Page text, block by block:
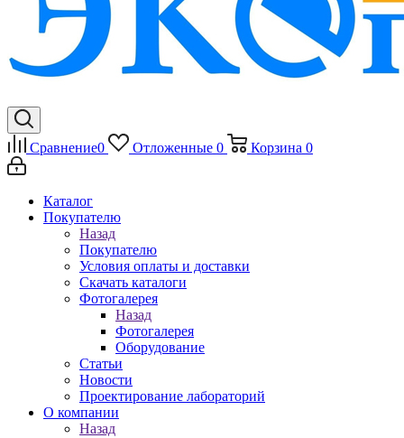
Сравнение0 Отложенные 0 Корзина 0
Каталог
Покупателю
Назад
Покупателю
Условия оплаты и доставки
Скачать каталоги
Фотогалерея
Назад
Фотогалерея
Оборудование
Статьи
Новости
Проектирование лабораторий
О компании
Назад